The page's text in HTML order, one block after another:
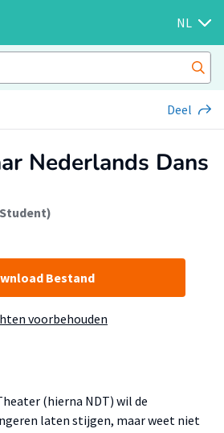
NL
Deel
Nederlands Dans
Bestand
voorbehouden
(hierna NDT) wil de
laten stijgen, maar weet niet